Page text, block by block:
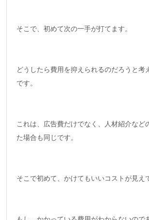
そこで、初めて次の一手が打てます。
どうしたら費用を抑えられるのだろうと考
です。
これは、広告費だけでなく、人材紹介など
た場合も同じです。
そこで初めて、かけてもいいコストが見え